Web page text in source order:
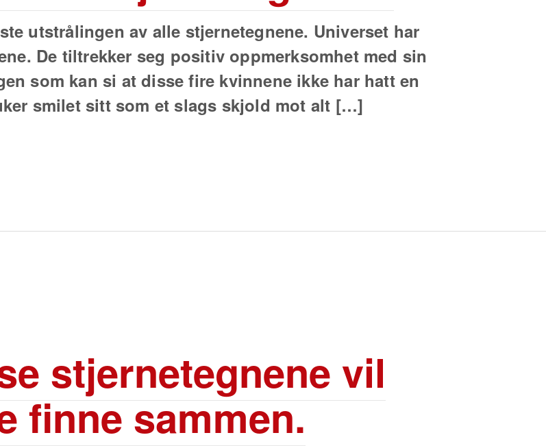
utstrålingen av alle stjernetegnene. Universet har
De tiltrekker seg positiv oppmerksomhet med sin
som kan si at disse fire kvinnene ikke har hatt en
smilet sitt som et slags skjold mot alt […]
stjernetegnene vil
finne sammen.